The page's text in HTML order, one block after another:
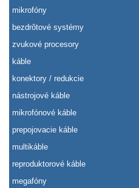
mikrofóny
bezdrôtové systémy
zvukové procesory
káble
konektory / redukcie
nástrojové káble
mikrofónové káble
prepojovacie káble
multikáble
reproduktorové káble
megafóny